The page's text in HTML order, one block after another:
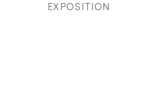
EXPOSITION